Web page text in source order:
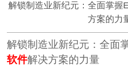
解锁制造业新纪元：全面掌握
方案的力
解锁制造业新纪元：全面
软件解决方案的力量